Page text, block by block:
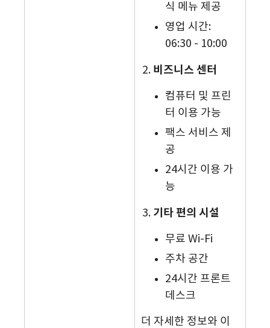
식 메뉴 제공
영업 시간:
06:30 - 10:00
비즈니스 센터
컴퓨터 및 프린
터 이용 가능
팩스 서비스 제
공
24시간 이용 가
능
기타 편의 시설
무료 Wi-Fi
주차 공간
24시간 프론트
데스크
더 자세한 정보와 이